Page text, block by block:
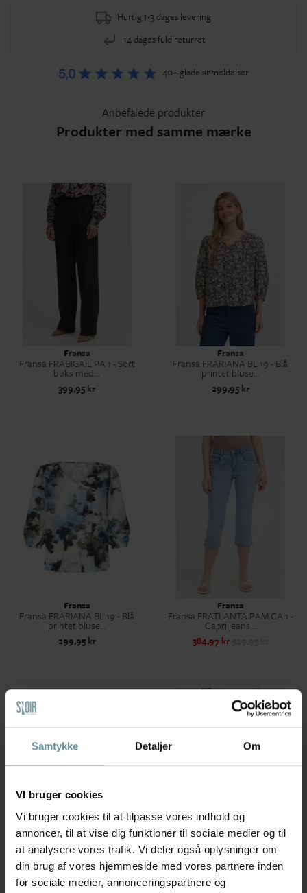
Samtykke Detaljer Om
VI bruger cookies
Vi bruger cookies til at tilpasse vores indhold og
annoncer, til at vise dig funktioner til sociale medier og til
at analysere vores trafik. Vi deler også oplysninger om
din brug af vores hjemmeside med vores partnere inden
for sociale medier, annonceringspartnere og
Hurtig 1-3 dages levering
14 dages fuld returret
40+ glade anmeldelser
Anbefalede produkter
Produkter med samme mærke
Fransa
Fransa FRABIGAIL PA 1 - Sort
buks med...
399,95 kr
Fransa
Fransa FRARIANA BL 19 - Blå
printet bluse...
299,95 kr
Fransa
Fransa FRARIANA BL 19 - Blå
printet bluse...
299,95 kr
Fransa
Fransa FRATLANTA PAM CA 1 -
Capri jeans...
384,97 kr
Fransa FRATLANTA PAM JE 3 -
Medium blå...
Fransa
Fransa FRBLANCA PA 1 - Løs
denim buks...